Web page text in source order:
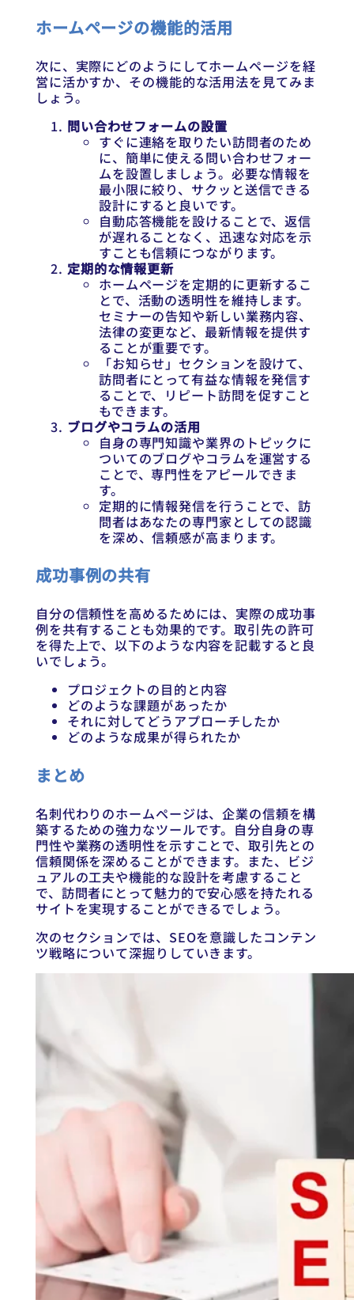
ホームページの機能的活用
次に、実際にどのようにしてホームページを経
営に活かすか、その機能的な活用法を見てみま
しょう。
問い合わせフォームの設置
すぐに連絡を取りたい訪問者のため
に、簡単に使える問い合わせフォー
ムを設置しましょう。必要な情報を
最小限に絞り、サクッと送信できる
設計にすると良いです。
自動応答機能を設けることで、返信
が遅れることなく、迅速な対応を示
すことも信頼につながります。
定期的な情報更新
ホームページを定期的に更新するこ
とで、活動の透明性を維持します。
セミナーの告知や新しい業務内容、
法律の変更など、最新情報を提供す
ることが重要です。
「お知らせ」セクションを設けて、
訪問者にとって有益な情報を発信す
ることで、リピート訪問を促すこと
もできます。
ブログやコラムの活用
自身の専門知識や業界のトピックに
ついてのブログやコラムを運営する
ことで、専門性をアピールできま
す。
定期的に情報発信を行うことで、訪
問者はあなたの専門家としての認識
を深め、信頼感が高まります。
成功事例の共有
自分の信頼性を高めるためには、実際の成功事
例を共有することも効果的です。取引先の許可
を得た上で、以下のような内容を記載すると良
いでしょう。
プロジェクトの目的と内容
どのような課題があったか
それに対してどうアプローチしたか
どのような成果が得られたか
まとめ
名刺代わりのホームページは、企業の信頼を構
築するための強力なツールです。自分自身の専
門性や業務の透明性を示すことで、取引先との
信頼関係を深めることができます。また、ビジ
ュアルの工夫や機能的な設計を考慮すること
で、訪問者にとって魅力的で安心感を持たれる
サイトを実現することができるでしょう。
次のセクションでは、SEOを意識したコンテン
ツ戦略について深掘りしていきます。